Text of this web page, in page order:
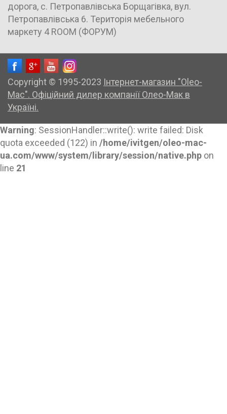
дорога, с. Петропавлівська Борщагівка, вул.
Петропавлівська 6. Територія мебельного
маркету 4 ROOM (ФОРУМ)
Copyright © 1995-2023 Інтернет-магазин "Oleo-
Mac". Офіційний дилер компанії Олео-Мак в
Україні.
Warning: SessionHandler::write(): write failed: Disk
quota exceeded (122) in /home/ivitgen/oleo-mac-
ua.com/www/system/library/session/native.php on
line 21